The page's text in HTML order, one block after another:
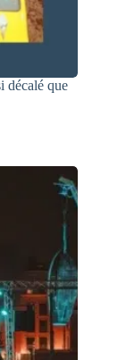
décalé que